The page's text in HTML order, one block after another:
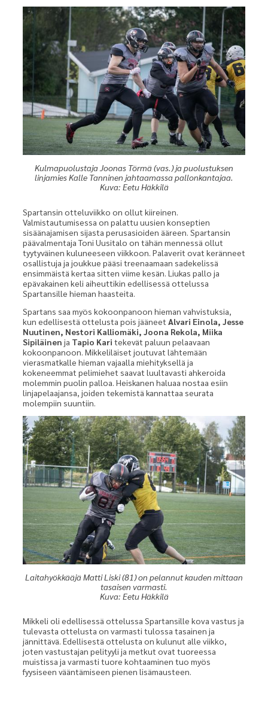
Kulmapuolustaja Joonas Törmä (vas.) ja puolustuksen
linjamies Kalle Tanninen jahtaamassa pallonkantajaa.
Kuva: Eetu Häkkilä
Spartansin otteluviikko on ollut kiireinen.
Valmistautumisessa on palattu uusien konseptien
sisäänajamisen sijasta perusasioiden ääreen. Spartansin
päävalmentaja Toni Uusitalo on tähän mennessä ollut
tyytyväinen kuluneeseen viikkoon. Palaverit ovat keränneet
osallistuja ja joukkue pääsi treenaamaan sadekelissä
ensimmäistä kertaa sitten viime kesän. Liukas pallo ja
epävakainen keli aiheuttikin edellisessä ottelussa
Spartansille hieman haasteita.
Spartans saa myös kokoonpanoon hieman vahvistuksia,
kun edellisestä ottelusta pois jääneet Alvari Einola, Jesse
Nuutinen, Nestori Kalliomäki, Joona Rekola, Miika
Sipiläinen ja Tapio Kari tekevät paluun pelaavaan
kokoonpanoon. Mikkeliläiset joutuvat lähtemään
vierasmatkalle hieman vajaalla miehityksellä ja
kokeneemmat pelimiehet saavat luultavasti ahkeroida
molemmin puolin palloa. Heiskanen haluaa nostaa esiin
linjapelaajansa, joiden tekemistä kannattaa seurata
molempiin suuntiin.
Laitahyökkääjä Matti Liski (81) on pelannut kauden mittaan
tasaisen varmasti.
Kuva: Eetu Häkkilä
Mikkeli oli edellisessä ottelussa Spartansille kova vastus ja
tulevasta ottelusta on varmasti tulossa tasainen ja
jännittävä. Edellisestä ottelusta on kulunut alle viikko,
joten vastustajan pelityyli ja metkut ovat tuoreessa
muistissa ja varmasti tuore kohtaaminen tuo myös
fyysiseen vääntämiseen pienen lisämausteen.